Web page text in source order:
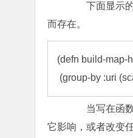
下面显示的
而存在。
(defn build-map-
(group-by :uri
当写在函数
它影响，或者改变